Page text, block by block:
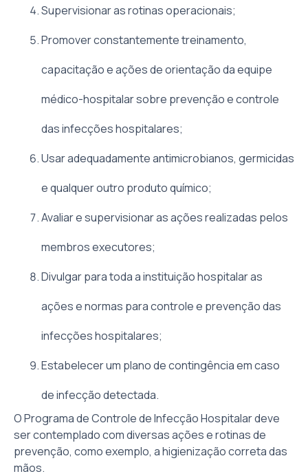
Supervisionar as rotinas operacionais;
Promover constantemente treinamento,
capacitação e ações de orientação da equipe
médico-hospitalar sobre prevenção e controle
das infecções hospitalares;
Usar adequadamente antimicrobianos, germicidas
e qualquer outro produto químico;
Avaliar e supervisionar as ações realizadas pelos
membros executores;
Divulgar para toda a instituição hospitalar as
ações e normas para controle e prevenção das
infecções hospitalares;
Estabelecer um plano de contingência em caso
de infecção detectada.
O Programa de Controle de Infecção Hospitalar deve
ser contemplado com diversas ações e rotinas de
prevenção, como exemplo, a higienização correta das
mãos.